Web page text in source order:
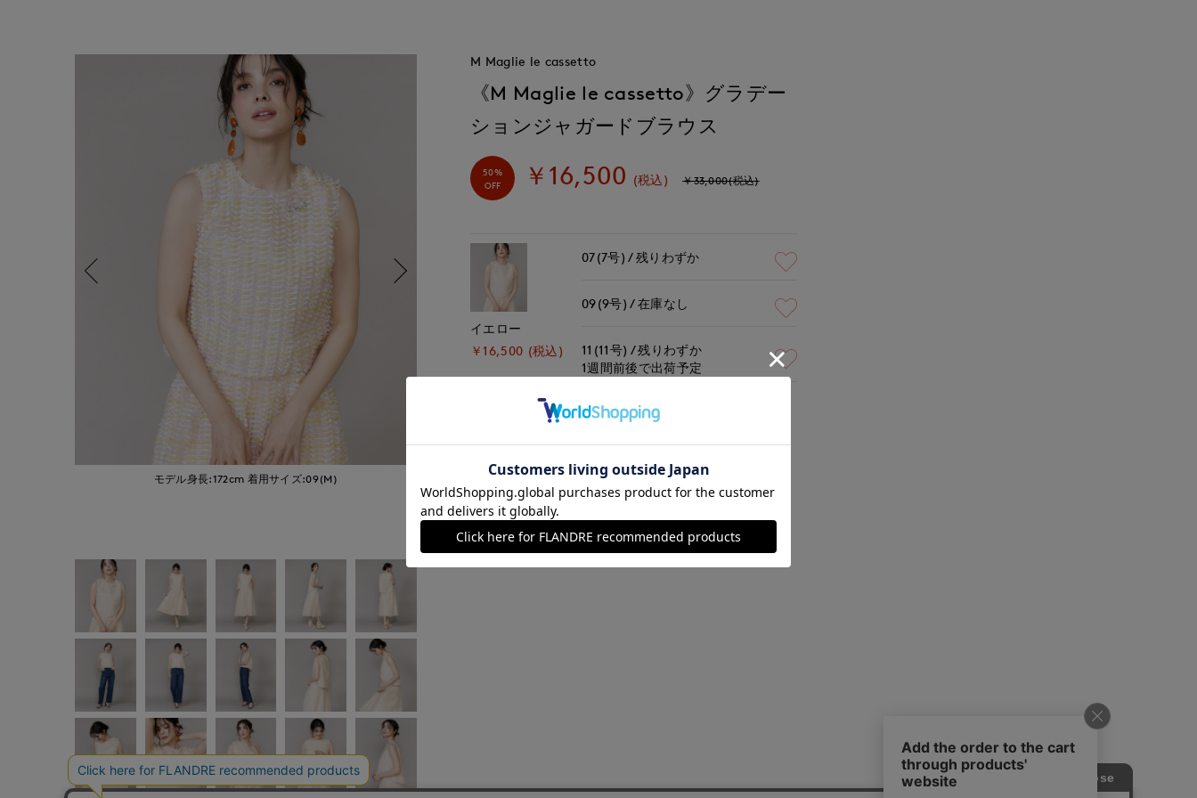
モデル身長:172cm 着用サイズ:09(M)
M Maglie le cassetto
《M Maglie le cassetto》グラデー
ションジャガードブラウス
50%
OFF
￥16,500 (税込) ￥33,000(税込)
イエロー
￥16,500 (税込)
07(7号) 残りわずか
09(9号) 在庫なし
11(11号)
残りわずか
1週間前後で出荷予定